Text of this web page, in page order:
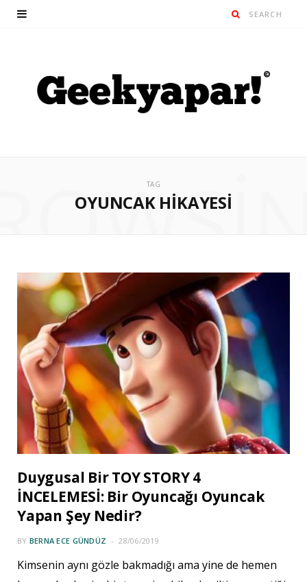
TAG
OYUNCAK HIKAYESI
Duygusal Bir TOY STORY 4
İNCELEMESİ: Bir Oyuncağı Oyuncak
Yapan Şey Nedir?
BY BERNA ECE GÜNDÜZ 28/06/2019
Kimsenin aynı gözle bakmadığı ama yine de hemen